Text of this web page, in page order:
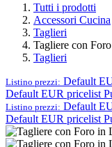
Tutti i prodotti
Accessori Cucina
Taglieri
Tagliere con
Taglieri
Listino prezzi: Default
Default EUR pricelist
Listino prezzi: Default
Default EUR pricelist